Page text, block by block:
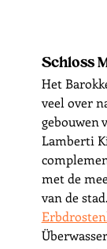
Schloss
Het
veel over
gebouwen
Lamberti
met de
van de